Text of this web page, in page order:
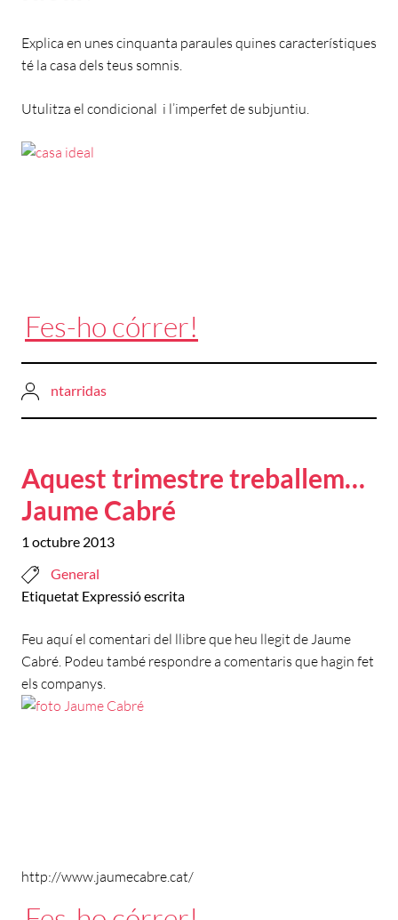
Explica en unes cinquanta paraules quines característiques
té la casa dels teus somnis.
Utulitza el condicional i l’imperfet de subjuntiu.
Fes-ho córrer!
ntarridas
Aquest trimestre treballem…
Jaume Cabré
1 octubre 2013
General
Etiquetat Expressió escrita
Feu aquí el comentari del llibre que heu llegit de Jaume
Cabré. Podeu també respondre a comentaris que hagin fet
els companys.
http://www.jaumecabre.cat/